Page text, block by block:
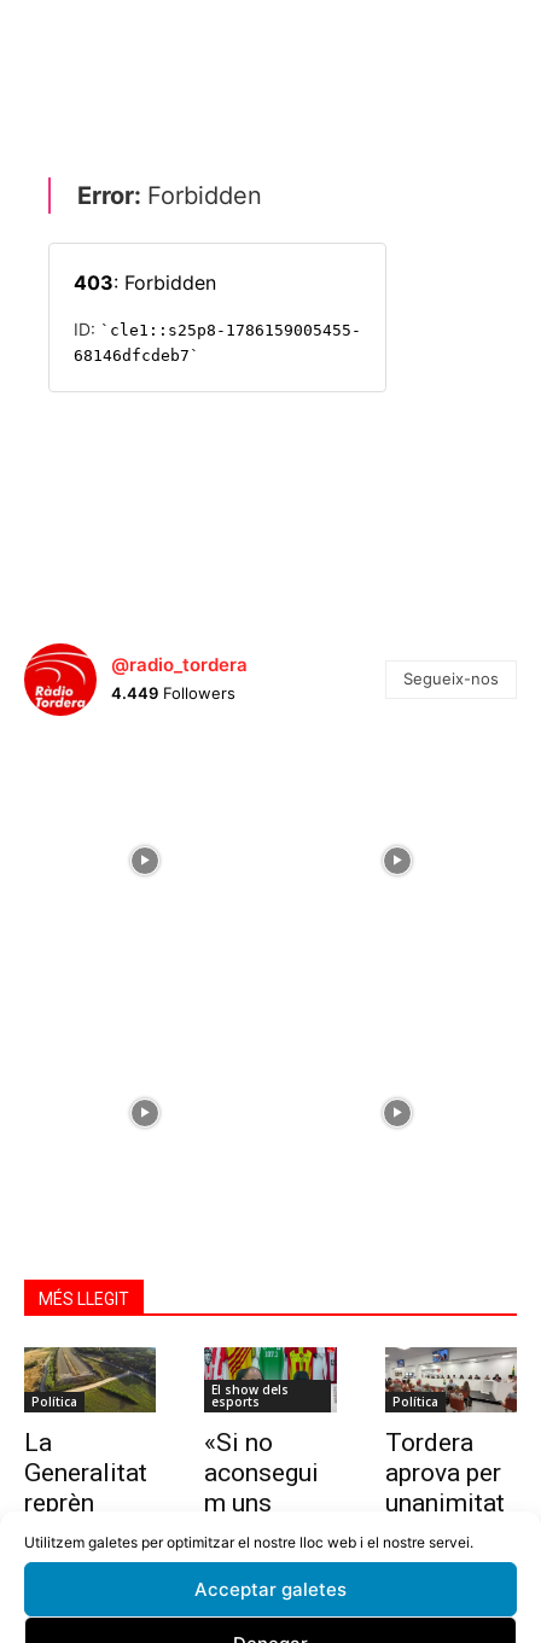
Utilitzem galetes per optimitzar el nostre lloc web i el nostre servei.
Acceptar galetes
@radio_tordera
4.449 Followers
Segueix-nos
MÉS LLEGIT
Política
La
Generalitat
reprèn
l’estudi per
allargar la
Tordera
El show dels
esports
«Si no
aconsegui
m uns
10.000
euros en
dues
setmanes,
Política
Tordera
aprova per
unanimitat
la nova
ordenança i
nt del